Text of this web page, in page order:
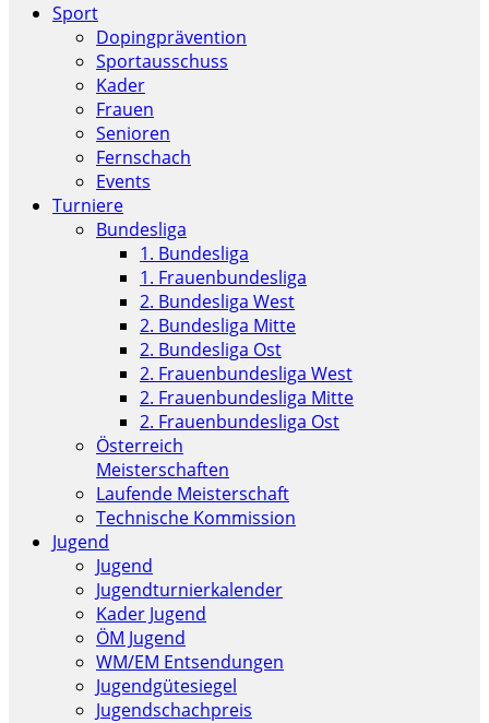
Sport
Dopingprävention
Sportausschuss
Kader
Frauen
Senioren
Fernschach
Events
Turniere
Bundesliga
1. Bundesliga
1. Frauenbundesliga
2. Bundesliga West
2. Bundesliga Mitte
2. Bundesliga Ost
2. Frauenbundesliga West
2. Frauenbundesliga Mitte
2. Frauenbundesliga Ost
Österreich
Meisterschaften
Laufende Meisterschaft
Technische Kommission
Jugend
Jugend
Jugendturnierkalender
Kader Jugend
ÖM Jugend
WM/EM Entsendungen
Jugendgütesiegel
Jugendschachpreis